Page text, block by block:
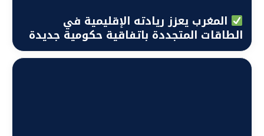
المغرب يعزز ريادته الإقليمية في
الطاقات المتجددة باتفاقية حكومية جديدة